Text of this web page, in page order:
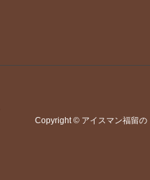
Copyright© アイスマン福留の